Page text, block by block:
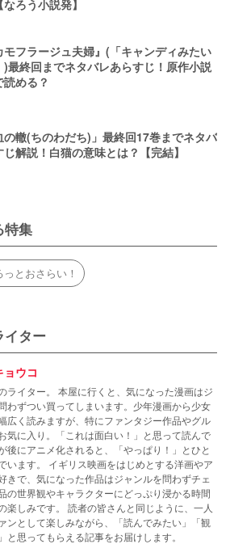
ろう小説発】
モフラージュ夫婦』(「キャンディみたい
終回までネタバレあらすじ！原作小説
める？
の轍(ちのわだち)」最終回17巻までネタバ
じ解説！白猫の意味とは？【完結】
特集
とおさらい！
イター
ウコ
ライター。 本屋に行くと、気になった漫画はジ
わずつい買ってしまいます。少年漫画から少女
広く読みますが、特にファンタジー作品やグル
気に入り。「これは面白い！」と思って読んで
後にアニメ化されると、「やっぱり！」とひと
います。 イギリス映画をはじめとする洋画やア
きで、気になった作品はジャンルを問わずチェ
の世界観やキャラクターにどっぷり浸かる時間
楽しみです。 読者の皆さんと同じように、一人
ンとして楽しみながら、「読んでみたい」「観
と思ってもらえる記事をお届けします。